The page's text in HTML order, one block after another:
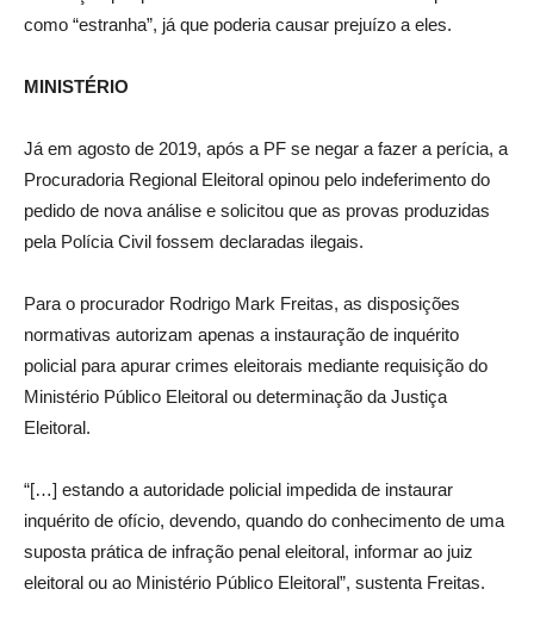
como “estranha”, já que poderia causar prejuízo a eles.
MINISTÉRIO
Já em agosto de 2019, após a PF se negar a fazer a perícia, a
Procuradoria Regional Eleitoral opinou pelo indeferimento do
pedido de nova análise e solicitou que as provas produzidas
pela Polícia Civil fossem declaradas ilegais.
Para o procurador Rodrigo Mark Freitas, as disposições
normativas autorizam apenas a instauração de inquérito
policial para apurar crimes eleitorais mediante requisição do
Ministério Público Eleitoral ou determinação da Justiça
Eleitoral.
“[…] estando a autoridade policial impedida de instaurar
inquérito de ofício, devendo, quando do conhecimento de uma
suposta prática de infração penal eleitoral, informar ao juiz
eleitoral ou ao Ministério Público Eleitoral”, sustenta Freitas.